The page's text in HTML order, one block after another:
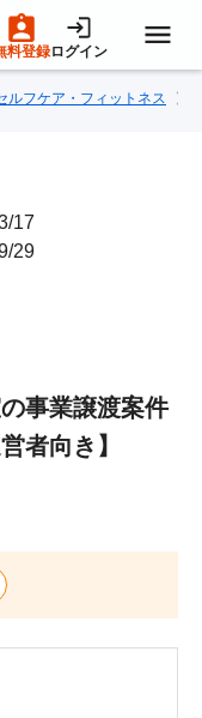
料登録ログイン
ルフケア・フィットネス
17
29
事業譲渡案件
者向き】